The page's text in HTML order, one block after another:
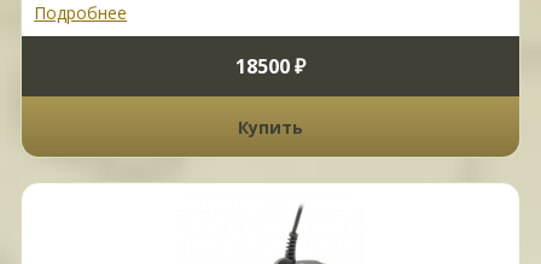
Подробнее
18500 ₽
Купить